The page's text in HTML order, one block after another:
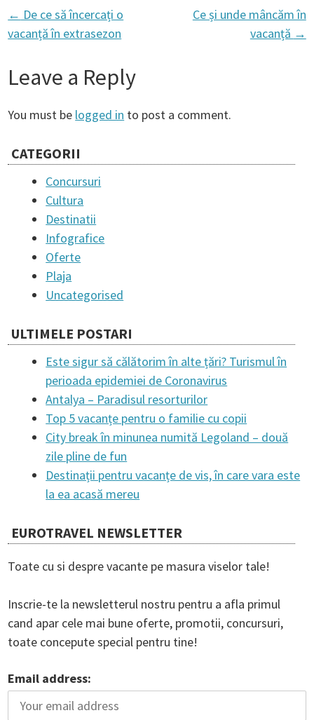
P
o
s
t
i
o
n
← De ce să încercați o
vacanță în extrasezon
Ce și unde mâncăm în
vacanță →
Leave a Reply
You must be logged in to post a comment.
CATEGORII
Concursuri
Cultura
Destinatii
Infografice
Oferte
Plaja
Uncategorised
ULTIMELE POSTARI
Este sigur să călătorim în alte țări? Turismul în
perioada epidemiei de Coronavirus
Antalya – Paradisul resorturilor
Top 5 vacanțe pentru o familie cu copii
City break în minunea numită Legoland – două
zile pline de fun
Destinații pentru vacanțe de vis, în care vara este
la ea acasă mereu
EUROTRAVEL NEWSLETTER
Toate cu si despre vacante pe masura viselor tale!
Inscrie-te la newsletterul nostru pentru a afla primul
cand apar cele mai bune oferte, promotii, concursuri,
toate concepute special pentru tine!
Email address: